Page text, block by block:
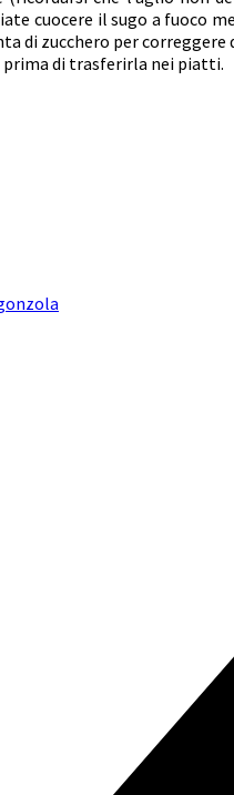
cuocere il sugo a fuoco
di zucchero per
prima di trasferirla nei piatti.